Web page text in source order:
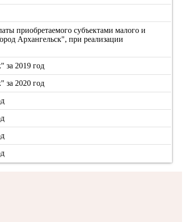
приобретаемого субъектами малого и
Архангельск", при реализации
за 2019 год
за 2020 год